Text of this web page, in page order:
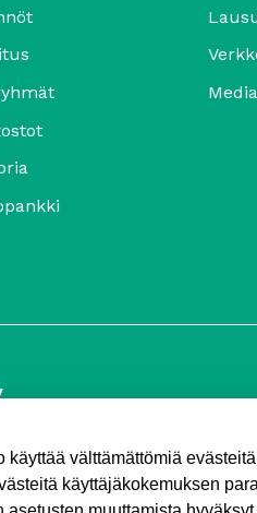
käyttää välttämättömiä
käyttäjäkokemuksen